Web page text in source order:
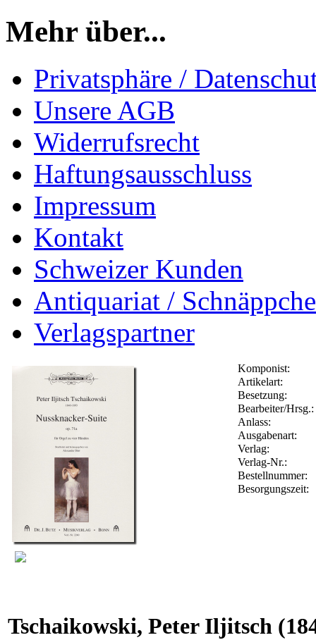
Mehr über...
Privatsphäre /
Unsere AGB
Widerrufsrecht
Haftungsausschluss
Impressum
Kontakt
Schweizer Kunden
Antiquariat /
Verlagspartner
Komponist:
Artikelart:
Besetzung:
Bearbeiter/Hrsg.:
Anlass:
Ausgabenart:
Verlag:
Verlag-Nr.:
Bestellnummer:
Besorgungszeit:
Tschaikowski, Peter Iljitsch